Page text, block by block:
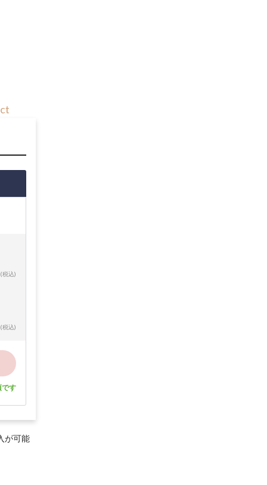
(税込)
(税込)
です
が可能